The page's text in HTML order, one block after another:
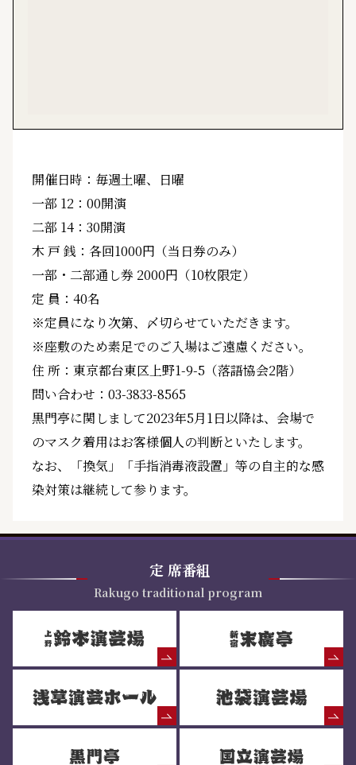
開催日時：毎週土曜、日曜
一部 12：00開演
二部 14：30開演
木 戸 銭：各回1000円（当日券のみ）
一部・二部通し券 2000円（10枚限定）
定 員：40名
※定員になり次第、〆切らせていただきます。
※座敷のため素足でのご入場はご遠慮ください。
住 所：東京都台東区上野1-9-5（落語協会2階）
問い合わせ：03-3833-8565
黒門亭に関しまして2023年5月1日以降は、会場で
のマスク着用はお客様個人の判断といたします。
なお、「換気」「手指消毒液設置」等の自主的な感
染対策は継続して参ります。
定 席番組
Rakugo traditional program